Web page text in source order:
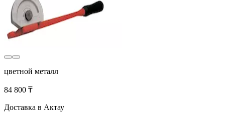
цветной металл
84 800 ₸
Доставка в Актау